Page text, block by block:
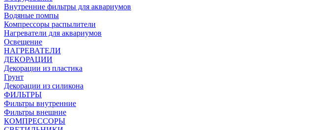
Внутренние фильтры для аквариумов
Водяные помпы
Компрессоры распылители
Нагреватели для аквариумов
Освещение
НАГРЕВАТЕЛИ
ДЕКОРАЦИИ
Декорации из пластика
Грунт
Декорации из силикона
ФИЛЬТРЫ
Фильтры внутренние
Фильтры внешние
КОМПРЕССОРЫ